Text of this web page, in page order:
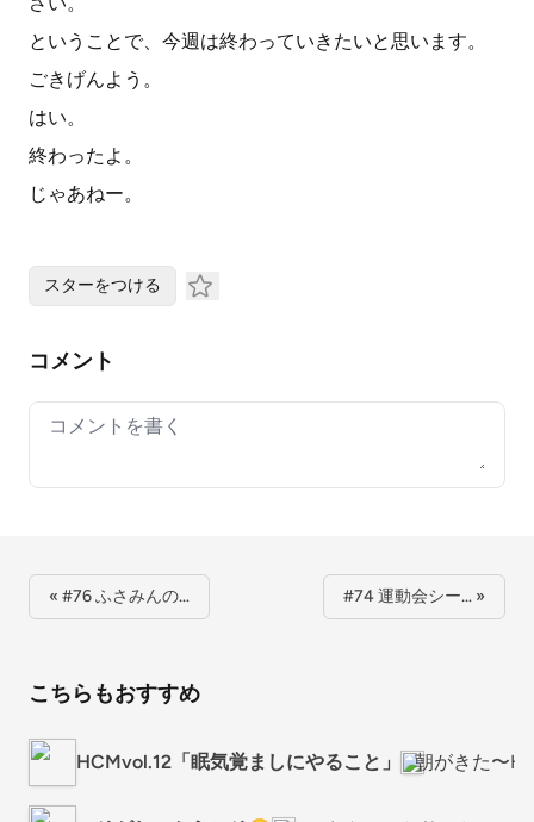
ということで、今週は終わっていきたいと思います。
ごきげんよう。
はい。
終わったよ。
じゃあねー。
スターをつける
コメント
Your comment
« #76 ふさみんの… #74 運動会シー… »
こちらもおすすめ
HCMvol.12「眠気覚ましにやること」 朝がきた〜